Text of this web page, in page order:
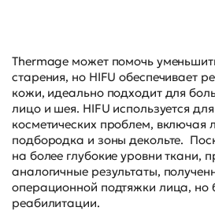
Thermage может помочь
старения, но HIFU обеспечивает
кожи, идеально подходит для
лицо и шея. HIFU используется
косметических проблем, включая
подбородка и зоны декольте.
на более глубокие уровни ткани,
аналогичные результаты,
операционной подтяжки лица, но
реабилитации.